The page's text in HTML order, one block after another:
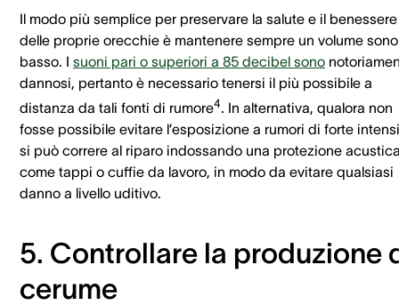
Il modo più semplice per preservare la salute e il benessere
delle proprie orecchie è mantenere sempre un volume
basso. I suoni pari o superiori a 85 decibel sono
dannosi, pertanto è necessario tenersi il più possibile a
distanza da tali fonti di rumore4. In alternativa, qualora non
fosse possibile evitare l’esposizione a rumori di forte
si può correre al riparo indossando una protezione
come tappi o cuffie da lavoro, in modo da evitare qualsiasi
danno a livello uditivo.
5. Controllare la produzione
cerume